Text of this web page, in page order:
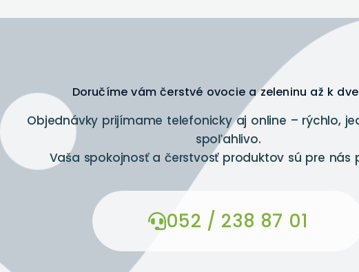
Doručíme vám čerstvé ovocie a zeleninu až k
Objednávky prijímame telefonicky aj online – rýchlo,
spoľahlivo.
Vaša spokojnosť a čerstvosť produktov sú pre nás
052 / 238 87 01